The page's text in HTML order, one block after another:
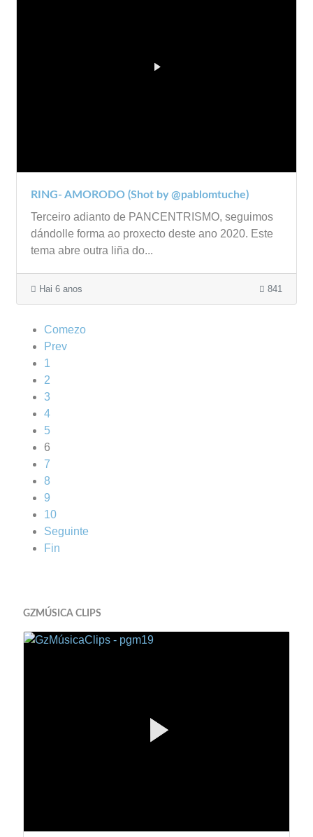
RING- AMORODO (Shot by @pablomtuche)
Terceiro adianto de PANCENTRISMO, seguimos
dándolle forma ao proxecto deste ano 2020. Este
tema abre outra liña do...
Hai 6 anos 841
Comezo
Prev
1
2
3
4
5
6
7
8
9
10
Seguinte
Fin
GZMÚSICA CLIPS